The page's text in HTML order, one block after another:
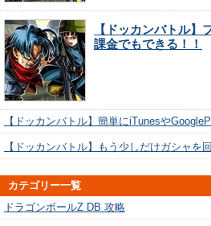
【ドッカンバトル】
課金でもできる！！
【ドッカンバトル】簡単にiTunesや
【ドッカンバトル】もう少しだけガシャ
カテゴリー一覧
ドラゴンボールZ DB 攻略